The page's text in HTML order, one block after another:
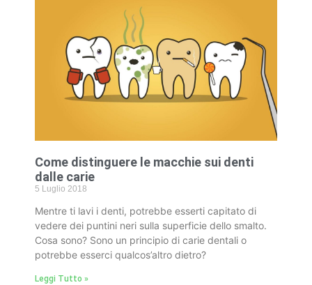
Come distinguere le macchie sui denti
dalle carie
5 Luglio 2018
Mentre ti lavi i denti, potrebbe esserti capitato di
vedere dei puntini neri sulla superficie dello smalto.
Cosa sono? Sono un principio di carie dentali o
potrebbe esserci qualcos’altro dietro?
Leggi Tutto »